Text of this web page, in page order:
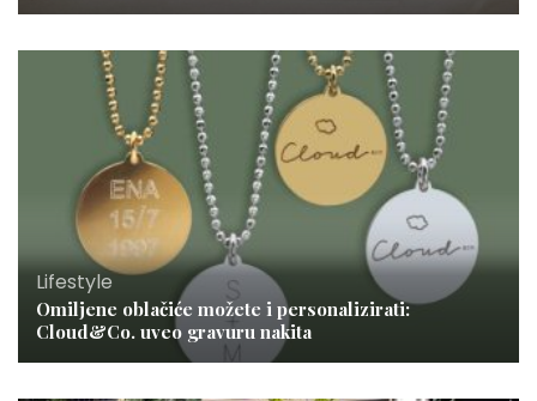
Lifestyle
Omiljene oblačiće možete i personalizirati:
Cloud&Co. uveo gravuru nakita